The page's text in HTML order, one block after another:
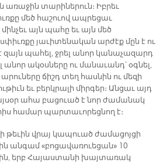
տարիներուն։ Իբրեւ
մեծ հաշուով ապրեցաւ
մինչեւ այն պահը եւ այն մեծ
յաւիտենական արժէք մըն է ու
զայն պահել, ջրել անոր կանաչազարդ
ակօսները ու մանաւանդ՝ օգնել,
ճիշդ տեղ հասնին ու մեզի
եւ բերկրալի միրգեր։ Անցաւ այդ
ահա բացուած է նոր ժամանակ
համար պարտաւորեցնող է։
թեւին վրայ կապուած ժամացոյցի
անգամ «բոցավառուեցան» 10
ին, երբ Հայաստանի խայտառակ